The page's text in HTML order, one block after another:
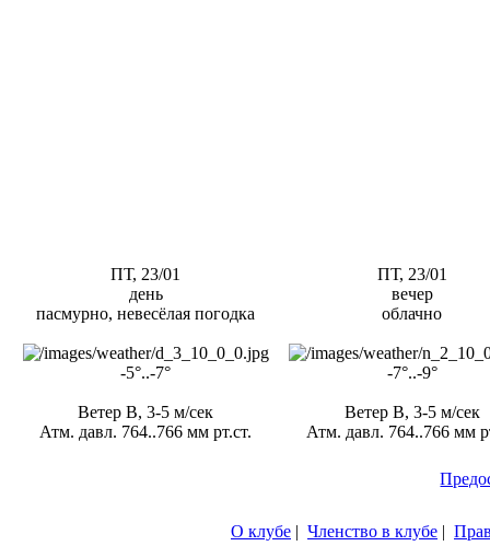
ПТ, 23/01
день
пасмурно, невесёлая погодка
-5°..-7°
Ветер В, 3-5 м/сек
Атм. давл. 764..766 мм рт.ст.
ПТ, 23/01
вечер
облачно
-7°..-9°
Ветер В, 3-5 м/сек
Атм. давл. 764..766 мм
О клубе | Членство в клубе |